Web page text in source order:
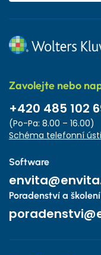
Zavolejte nebo
+420 485 102
(Po-Pa: 8.00 – 16.00)
Schéma telefonní
Software
Poradenství a školení